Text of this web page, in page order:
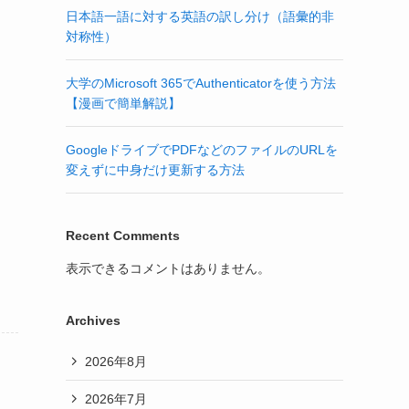
日本語一語に対する英語の訳し分け（語彙的非
対称性）
大学のMicrosoft 365でAuthenticatorを使う方法
【漫画で簡単解説】
GoogleドライブでPDFなどのファイルのURLを
変えずに中身だけ更新する方法
Recent Comments
表示できるコメントはありません。
Archives
2026年8月
2026年7月